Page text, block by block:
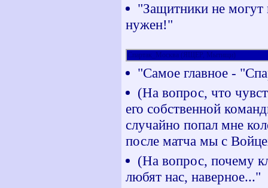
"Защитники не могут
нужен!"
Спартак_Москва (ЯЩЕР, Мытищи)
"Самое главное -
(На вопрос, что
его собственной
случайно попал мне
после матча мы с
(На вопрос, почему
любят нас, наверное..."